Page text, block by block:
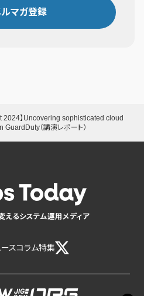
ルマガ登録
2024】Uncovering sophisticated cloud
（講演レポート）
えるシステム運用メディア
スコラム特集